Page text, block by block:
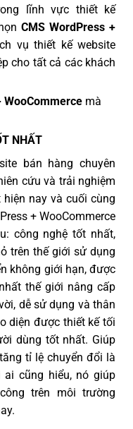
lĩnh vực thiết kế
CMS WordPress +
vụ thiết kế website
cho tất cả các khách
WooCommerce mà
NHẤT
bán hàng chuyên
cứu và trải nghiệm
nay và cuối cùng
+ WooCommerce
công nghệ tốt nhất,
trên thế giới sử dụng
không giới hạn, được
thế giới nâng cấp
dễ sử dụng và thân
diện được thiết kế tối
dùng tốt nhất. Giúp
tỉ lệ chuyển đổi là
cũng hiểu, nó giúp
trên môi trường